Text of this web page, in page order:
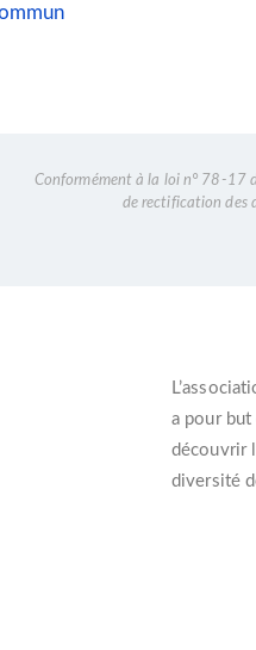
Conformément à la loi n° 78-17
de rectification des
L’
a pour
découvrir
diversité